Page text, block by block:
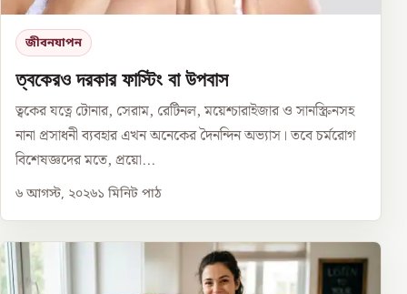
জীবনযাপন
ত্বকেরও দরকার ফাস্টিং বা উপবাস
ত্বকের যত্নে টোনার, সেরাম, রেটিনল, ময়েশ্চারাইজার ও সানস্ক্রিনসহ
নানা প্রসাধনী ব্যবহার এখন অনেকের দৈনন্দিন অভ্যাস। তবে চর্মরোগ
বিশেষজ্ঞদের মতে, প্রয়ো...
৬ আগস্ট, ২০২৬১ মিনিট পাঠ